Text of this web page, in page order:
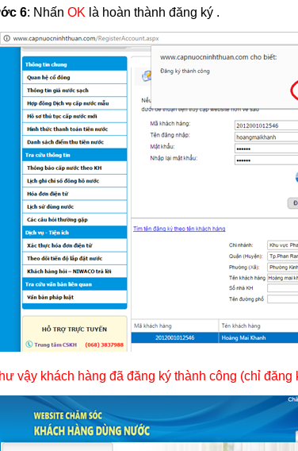
6: Nhấn OK là hoàn thành đăng ký .
vậy khách hàng đã đăng ký thành công (chỉ đăng